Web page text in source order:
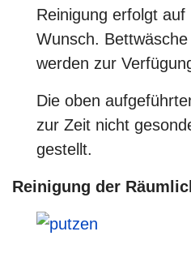
Reinigung erfolgt
Wunsch.
werden zur
Die oben
zur Zeit nicht
gestellt.
Reinigung der